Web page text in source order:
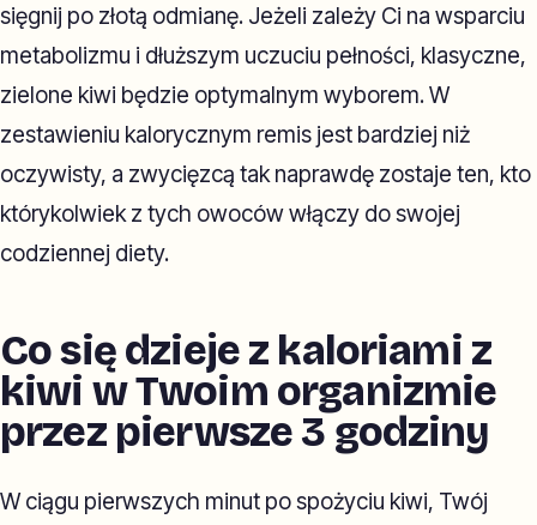
sięgnij po złotą odmianę. Jeżeli zależy Ci na wsparciu
metabolizmu i dłuższym uczuciu pełności, klasyczne,
zielone kiwi będzie optymalnym wyborem. W
zestawieniu kalorycznym remis jest bardziej niż
oczywisty, a zwycięzcą tak naprawdę zostaje ten, kto
którykolwiek z tych owoców włączy do swojej
codziennej diety.
Co się dzieje z kaloriami z
kiwi w Twoim organizmie
przez pierwsze 3 godziny
W ciągu pierwszych minut po spożyciu kiwi, Twój